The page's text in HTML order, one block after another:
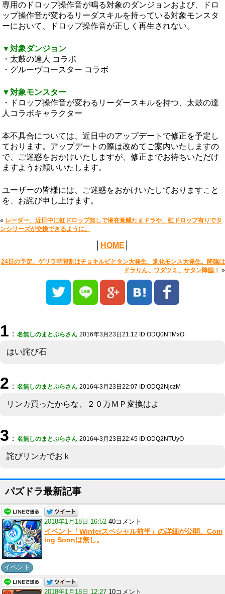
専用のドロップ操作音が鳴る対象のダンジョンおよび、ドロ
ップ操作音が変わるリーダスキルを持っている対象モンスタ
ーにおいて、ドロップ操作音が正しく再生されない。
▼対象ダンジョン
・太鼓の達人 コラボ
・グルーヴコースター コラボ
▼対象モンスター
・ドロップ操作音が変わるリーダースキルを持つ、太鼓の達
人コラボキャラクター
本不具合については、近日中のアップデートで修正を予定し
ております。アップデートの際は改めてご案内いたしますの
で、ご迷惑をおかけいたしますが、修正までお待ちいただけ
ますようお願いいたします。
ユーザーの皆様には、ご迷惑をおかけいたしておりますこと
を、お詫び申し上げます。
« レーダー、近日中に虹ドロップ無しで潜在覚醒たまドラや、虹ドロップ有りでタ
ンシリーズが交換できるように。
HOME
24日の予定。ゲリラ時間割はチョキルビとタン大発生、進化モンス大発生。降臨は
ドラりん、ワダツミ、サタン降臨！ »
1 ： 名無しのまとぷらさん 2016年3月23日21:12 ID:ODQ0NTMxO
はい詫び石
2 ： 名無しのまとぷらさん 2016年3月23日22:07 ID:ODQ2NjczM
リンカ買ったからな、２０万ＭＰ変換はよ
3 ： 名無しのまとぷらさん 2016年3月23日22:45 ID:ODQ2NTUyO
詫びリンカでおｋ
パズドラ最新記事
2018年1月18日 16:52 40コメント
イベント「Winterスペシャル前半」の詳細が公開。Com
ing Soonは無し。
イベント
2018年1月18日 12:27 10コメント